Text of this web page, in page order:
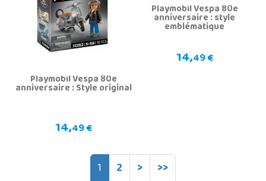
Playmobil Vespa 80e
anniversaire : Style original
14,49 €
Playmobil Vespa 80e
anniversaire : style
emblématique
14,49 €
1 2 > >>